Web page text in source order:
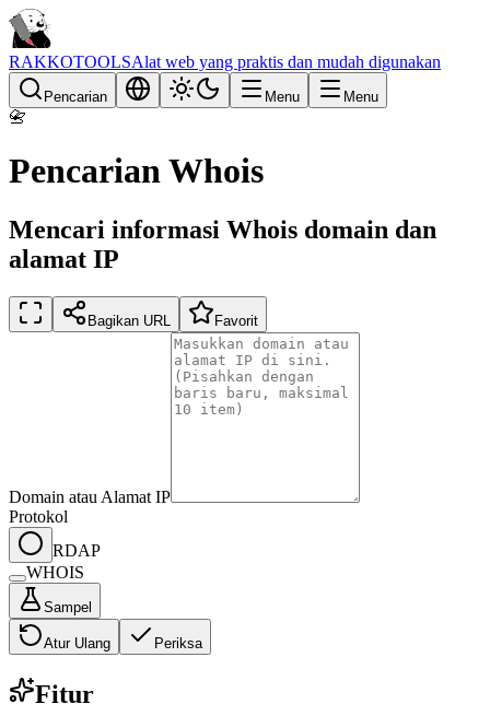
RAKKOTOOLSAlat web yang praktis dan mudah digunakan
Pencarian Menu Menu
📇
Pencarian Whois
Mencari informasi Whois domain dan
alamat IP
Bagikan URL Favorit
Domain atau Alamat IP
Protokol
RDAP
WHOIS
Sampel
Atur Ulang Periksa
Fitur